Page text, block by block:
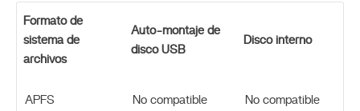
Formato de
sistema de
archivos
Auto-montaje de
disco USB
Disco interno
APFS No compatible No compatible